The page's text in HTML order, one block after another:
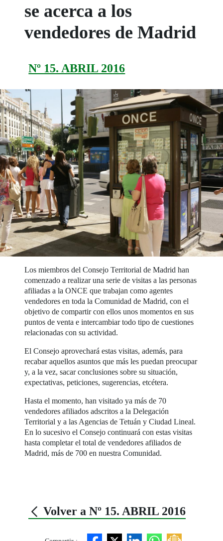
se acerca a los
vendedores de Madrid
Nº 15. ABRIL 2016
Los miembros del Consejo Territorial de Madrid han
comenzado a realizar una serie de visitas a las personas
afiliadas a la ONCE que trabajan como agentes
vendedores en toda la Comunidad de Madrid, con el
objetivo de compartir con ellos unos momentos en sus
puntos de venta e intercambiar todo tipo de cuestiones
relacionadas con su actividad.
El Consejo aprovechará estas visitas, además, para
recabar aquellos asuntos que más les puedan preocupar
y, a la vez, sacar conclusiones sobre su situación,
expectativas, peticiones, sugerencias, etcétera.
Hasta el momento, han visitado ya más de 70
vendedores afiliados adscritos a la Delegación
Territorial y a las Agencias de Tetuán y Ciudad Lineal.
En lo sucesivo el Consejo continuará con estas visitas
hasta completar el total de vendedores afiliados de
Madrid, más de 700 en nuestra Comunidad.
Volver a Nº 15. ABRIL 2016